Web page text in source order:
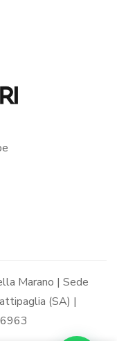
Marano | Sede
(SA) |